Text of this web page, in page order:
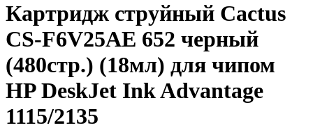
Картридж струйный Cactus
CS-F6V25AE 652 черный
(480стр.) (18мл) для чипом
HP DeskJet Ink Advantage
1115/2135